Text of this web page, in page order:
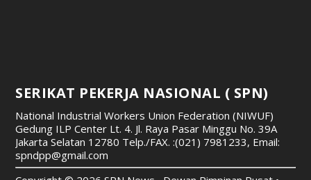
SERIKAT PEKERJA NASIONAL ( SPN)
National Industrial Workers Union Federation (NIWUF)
Gedung ILP Center Lt. 4. Jl. Raya Pasar Minggu No. 39A
Jakarta Selatan 12780 Telp./FAX. :(021) 7981233, Email:
spndpp@gmail.com